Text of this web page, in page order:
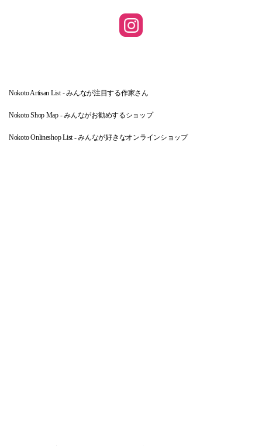
Nokoto Artisan List - みんなが注目する作家さん
Nokoto Shop Map - みんながお勧めするショップ
Nokoto Onlineshop List - みんなが好きなオンラインショップ